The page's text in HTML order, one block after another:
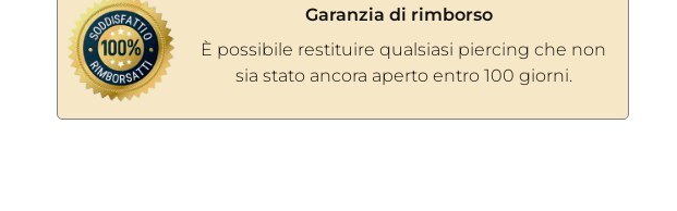
Garanzia di rimborso
È possibile restituire qualsiasi piercing che non
sia stato ancora aperto entro 100 giorni.